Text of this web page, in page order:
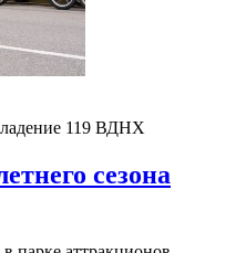
119 ВДНХ
сезона